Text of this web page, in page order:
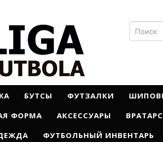
БУТСЫ ФУТЗАЛКИ
ФОРМА
АКСЕССУАРЫ
ФУТБОЛЬНЫЙ ИНВЕНТАРЬ